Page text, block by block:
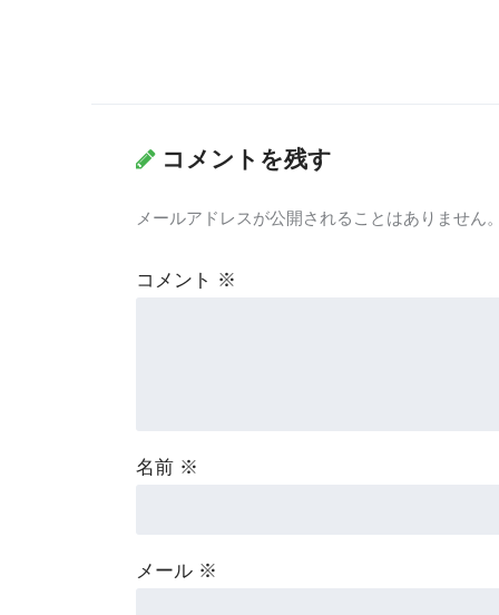
コメントを残す
メールアドレスが公開されることはありません
コメント ※
名前 ※
メール ※